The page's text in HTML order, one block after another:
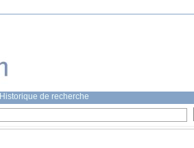
Historique de recherche